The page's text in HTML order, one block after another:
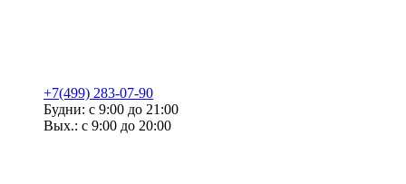
+7(499) 283-07-90
Будни: с 9:00 до 21:00
Вых.: с 9:00 до 20:00